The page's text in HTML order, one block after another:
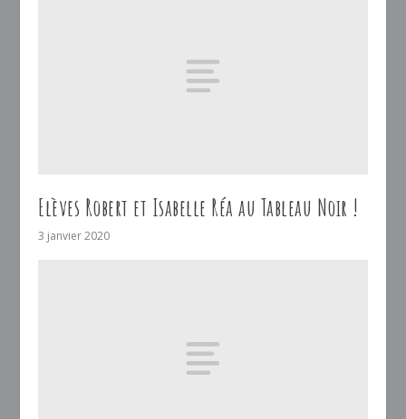
Elèves Robert et Isabelle Réa au Tableau Noir !
3 janvier 2020